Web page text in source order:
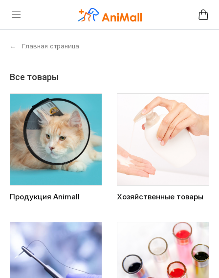
← Главная страница
Все товары
Продукция Animall Хозяйственные товары